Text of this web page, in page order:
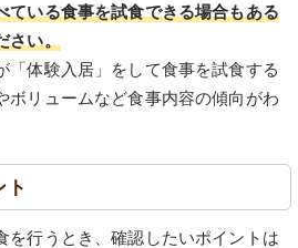
ている食事を試食できる場合もある
い。
「体験入居」をして食事を試食する
ボリュームなど食事内容の傾向がわ
ト
を行うとき、確認したいポイントは